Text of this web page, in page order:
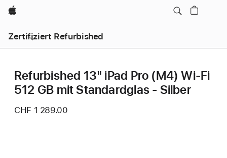
Apple
Zertifiziert Refurbished
Refurbished 13" iPad Pro (M4) Wi‑Fi
512 GB mit Standardglas - Silber
CHF 1 289.00